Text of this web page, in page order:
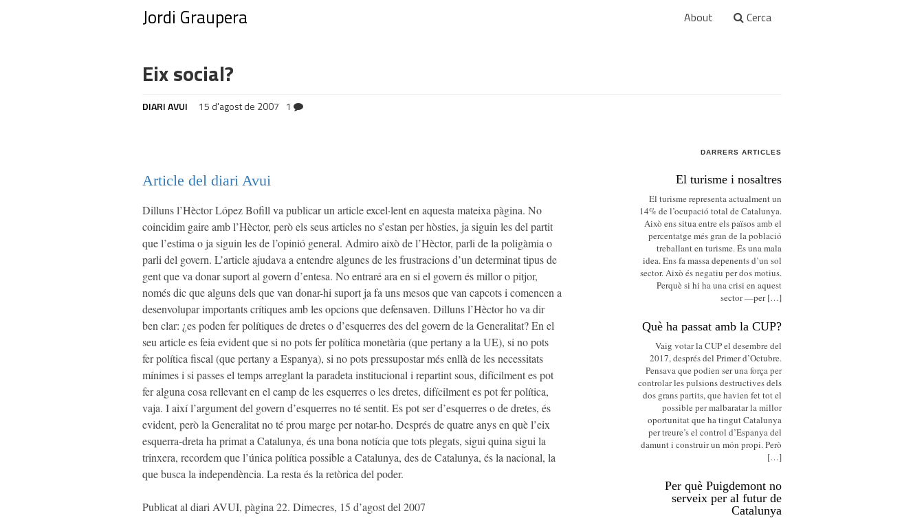
Jordi Graupera About Cerca
Eix social?
DIARI AVUI 15 d'agost de 2007 1
Article del diari Avui
Dilluns l’Hèctor López Bofill va publicar un article excel·lent en aquesta mateixa pàgina. No
coincidim gaire amb l’Hèctor, però els seus articles no s’estan per hòsties, ja siguin les del partit
que l’estima o ja siguin les de l’opinió general. Admiro això de l’Hèctor, parli de la poligàmia o
parli del govern. L’article ajudava a entendre algunes de les frustracions d’un determinat tipus de
gent que va donar suport al govern d’entesa. No entraré ara en si el govern és millor o pitjor,
només dic que alguns dels que van donar-hi suport ja fa uns mesos que van capcots i comencen a
desenvolupar importants crítiques amb les opcions que defensaven. Dilluns l’Hèctor ho va dir
ben clar: ¿es poden fer polítiques de dretes o d’esquerres des del govern de la Generalitat? En el
seu article es feia evident que si no pots fer política monetària (que pertany a la UE), si no pots
fer política fiscal (que pertany a Espanya), si no pots pressupostar més enllà de les necessitats
mínimes i si passes el temps arreglant la paradeta institucional i repartint sous, difícilment es pot
fer alguna cosa rellevant en el camp de les esquerres o les dretes, difícilment es pot fer política,
vaja. I així l’argument del govern d’esquerres no té sentit. Es pot ser d’esquerres o de dretes, és
evident, però la Generalitat no té prou marge per notar-ho. Després de quatre anys en què l’eix
esquerra-dreta ha primat a Catalunya, és una bona notícia que tots plegats, sigui quina sigui la
trinxera, recordem que l’única política possible a Catalunya, des de Catalunya, és la nacional, la
que busca la independència. La resta és la retòrica del poder.
Publicat al diari AVUI, pàgina 22. Dimecres, 15 d’agost del 2007
DARRERS ARTICLES
El turisme i nosaltres
El turisme representa actualment un
14% de l’ocupació total de Catalunya.
Això ens situa entre els països amb el
percentatge més gran de la població
treballant en turisme. És una mala
idea. Ens fa massa depenents d’un sol
sector. Això és negatiu per dos motius.
Perquè si hi ha una crisi en aquest
sector —per […]
Què ha passat amb la CUP?
Vaig votar la CUP el desembre del
2017, després del Primer d’Octubre.
Pensava que podien ser una força per
controlar les pulsions destructives dels
dos grans partits, que havien fet tot el
possible per malbaratar la millor
oportunitat que ha tingut Catalunya
per treure’s el control d’Espanya del
damunt i construir un món propi. Però
[…]
Per què Puigdemont no
serveix per al futur de
Catalunya